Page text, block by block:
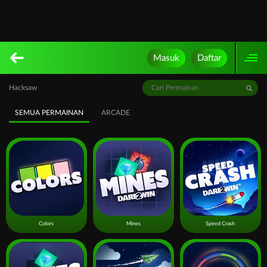
Masuk Daftar
Hacksaw
SEMUA PERMAINAN ARCADE
Colors Mines Speed Crash